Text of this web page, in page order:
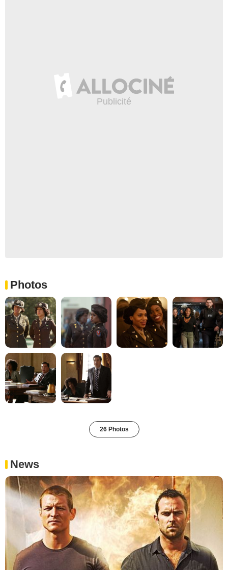
Photos
26 Photos
News